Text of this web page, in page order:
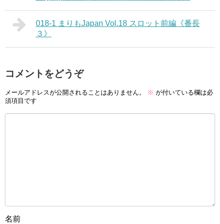
018-1 まりもJapan Vol.18 スロット前編《番長
３》
コメントをどうぞ
メールアドレスが公開されることはありません。 ※ が付いている欄は必
須項目です
名前